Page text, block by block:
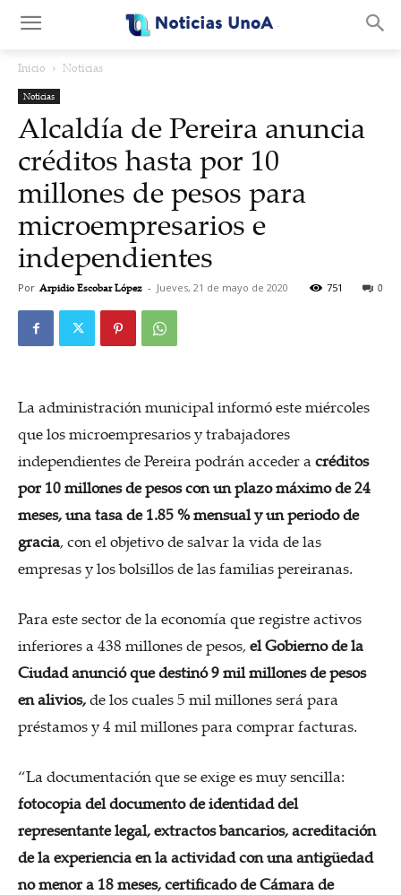
Inicio Noticias
Noticias
Alcaldía de Pereira anuncia
créditos hasta por 10
millones de pesos para
microempresarios e
independientes
Por Arpidio Escobar López - Jueves, 21 de mayo de 2020 0
751
La administración municipal informó este miércoles
que los microempresarios y trabajadores
independientes de Pereira podrán acceder a créditos
por 10 millones de pesos con un plazo máximo de 24
meses, una tasa de 1.85 % mensual y un periodo de
gracia, con el objetivo de salvar la vida de las
empresas y los bolsillos de las familias pereiranas.
Para este sector de la economía que registre activos
inferiores a 438 millones de pesos,el Gobierno de la
Ciudad anunció que destinó9 mil millones de pesos
en alivios,de los cuales 5 mil millones será para
préstamos y 4 mil millones para comprar facturas.
“La documentación que se exige es muy sencilla:
fotocopia del documento de identidad del
representante legal, extractos bancarios, acreditación
de la experiencia en la actividad con una antigüedad
no menor a 18 meses, certificado de Cámara de